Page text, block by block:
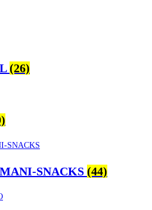
(26)
SNACKS (44)